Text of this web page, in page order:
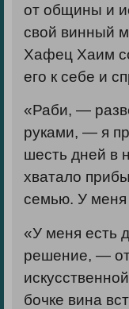
от общины и
свой винный
Хафец Хаим
его к себе и
«Раби, —
руками, — я
шесть дней в
хватало
семью. У
«У меня есть
решение, —
бочке вина